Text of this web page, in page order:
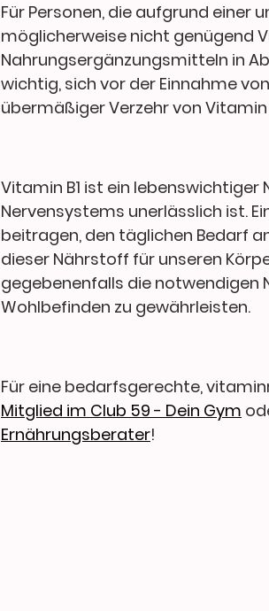
Für Personen, die aufgrund einer
möglicherweise nicht genügend
Nahrungsergänzungsmitteln in
wichtig, sich vor der Einnahme
übermäßiger Verzehr von
Vitamin B1 ist ein
Nervensystems unerlässlich ist.
beitragen, den täglichen Bedarf
dieser Nährstoff für unseren
gegebenenfalls die notwendigen
Wohlbefinden zu gewährleisten.
Für eine bedarfsgerechte,
Mitglied im Club 59 - Dein Gym
Ernährungsberater!